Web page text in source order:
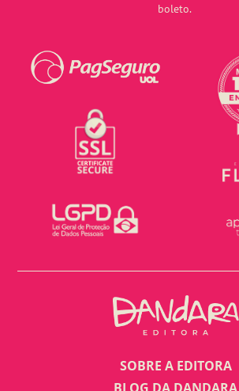
boleto.
SOBRE A EDITORA
BLOG DA DANDARA